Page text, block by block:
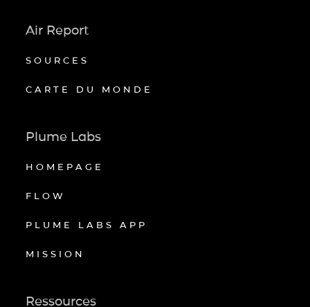
Air Report
SOURCES
CARTE DU MONDE
Plume Labs
HOMEPAGE
FLOW
PLUME LABS APP
MISSION
Ressources